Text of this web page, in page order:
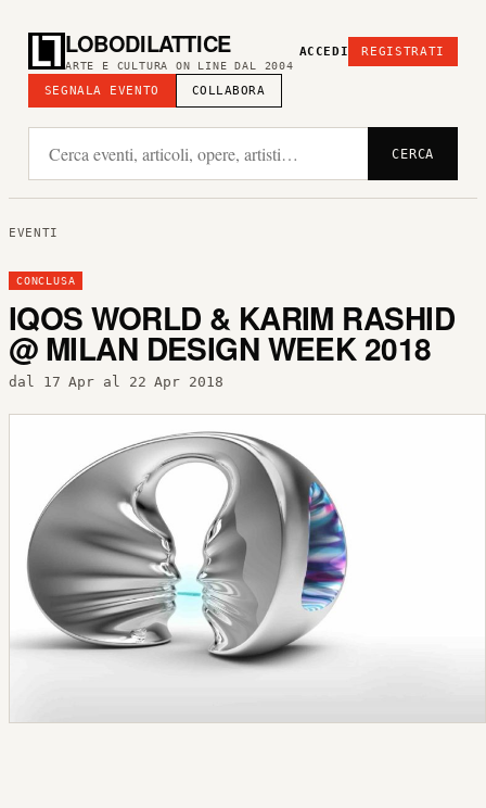
LOBODILATTICE
ARTE E CULTURA ON LINE DAL 2004
SEGNALA EVENTO COLLABORA
ACCEDI REGISTRATI
CERCA
EVENTI
CONCLUSA
IQOS WORLD & KARIM RASHID
@ MILAN DESIGN WEEK 2018
dal 17 Apr al 22 Apr 2018